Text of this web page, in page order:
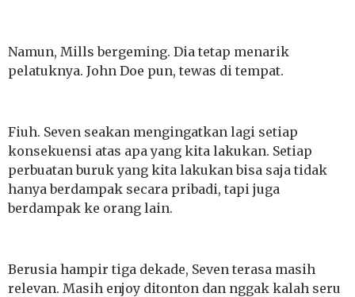
Namun, Mills bergeming. Dia tetap menarik
pelatuknya. John Doe pun, tewas di tempat.
Fiuh. Seven seakan mengingatkan lagi setiap
konsekuensi atas apa yang kita lakukan. Setiap
perbuatan buruk yang kita lakukan bisa saja tidak
hanya berdampak secara pribadi, tapi juga
berdampak ke orang lain.
Berusia hampir tiga dekade, Seven terasa masih
relevan. Masih enjoy ditonton dan nggak kalah seru